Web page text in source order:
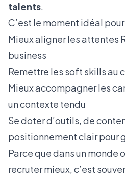
talents.
C’est le moment idéal pour
Mieux aligner les attentes
business
Remettre les soft skills au
Mieux accompagner les
un contexte tendu
Se doter d’outils, de
positionnement clair pour
Parce que dans un monde
recruter mieux, c’est